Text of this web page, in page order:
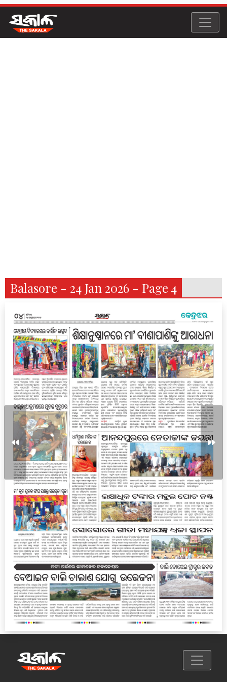
Balasore - 24 Jan 2026 - Page 4